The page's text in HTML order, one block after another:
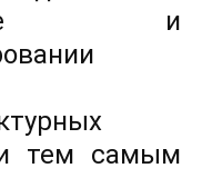
и
тем самым